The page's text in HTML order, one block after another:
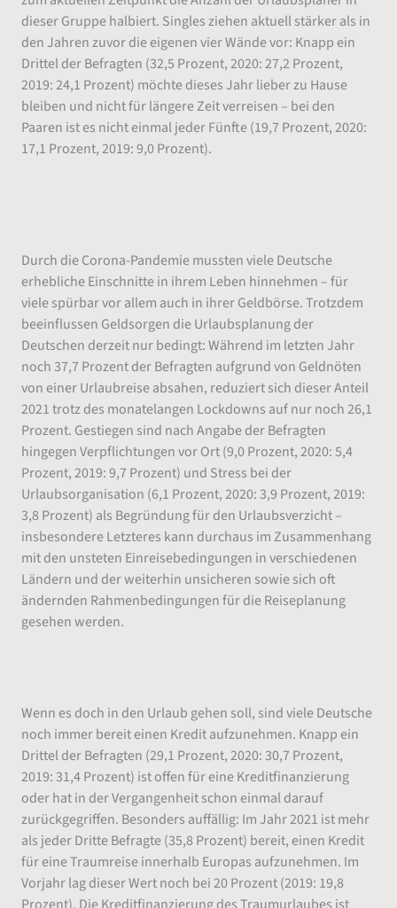
dieser Gruppe halbiert. Singles ziehen aktuell stärker als in
den Jahren zuvor die eigenen vier Wände vor: Knapp ein
Drittel der Befragten (32,5 Prozent, 2020: 27,2 Prozent,
2019: 24,1 Prozent) möchte dieses Jahr lieber zu Hause
bleiben und nicht für längere Zeit verreisen – bei den
Paaren ist es nicht einmal jeder Fünfte (19,7 Prozent, 2020:
17,1 Prozent, 2019: 9,0 Prozent).
Durch die Corona-Pandemie mussten viele Deutsche
erhebliche Einschnitte in ihrem Leben hinnehmen – für
viele spürbar vor allem auch in ihrer Geldbörse. Trotzdem
beeinflussen Geldsorgen die Urlaubsplanung der
Deutschen derzeit nur bedingt: Während im letzten Jahr
noch 37,7 Prozent der Befragten aufgrund von Geldnöten
von einer Urlaubreise absahen, reduziert sich dieser Anteil
2021 trotz des monatelangen Lockdowns auf nur noch 26,1
Prozent. Gestiegen sind nach Angabe der Befragten
hingegen Verpflichtungen vor Ort (9,0 Prozent, 2020: 5,4
Prozent, 2019: 9,7 Prozent) und Stress bei der
Urlaubsorganisation (6,1 Prozent, 2020: 3,9 Prozent, 2019:
3,8 Prozent) als Begründung für den Urlaubsverzicht –
insbesondere Letzteres kann durchaus im Zusammenhang
mit den unsteten Einreisebedingungen in verschiedenen
Ländern und der weiterhin unsicheren sowie sich oft
ändernden Rahmenbedingungen für die Reiseplanung
gesehen werden.
Wenn es doch in den Urlaub gehen soll, sind viele Deutsche
noch immer bereit einen Kredit aufzunehmen. Knapp ein
Drittel der Befragten (29,1 Prozent, 2020: 30,7 Prozent,
2019: 31,4 Prozent) ist offen für eine Kreditfinanzierung
oder hat in der Vergangenheit schon einmal darauf
zurückgegriffen. Besonders auffällig: Im Jahr 2021 ist mehr
als jeder Dritte Befragte (35,8 Prozent) bereit, einen Kredit
für eine Traumreise innerhalb Europas aufzunehmen. Im
Vorjahr lag dieser Wert noch bei 20 Prozent (2019: 19,8